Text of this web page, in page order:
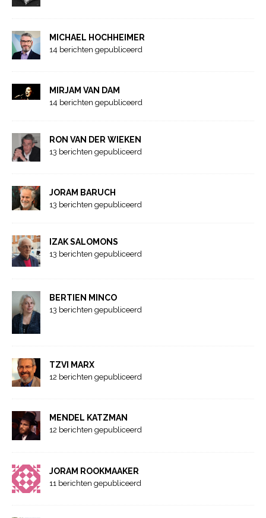
MICHAEL HOCHHEIMER
14 berichten gepubliceerd
MIRJAM VAN DAM
14 berichten gepubliceerd
RON VAN DER WIEKEN
13 berichten gepubliceerd
JORAM BARUCH
13 berichten gepubliceerd
IZAK SALOMONS
13 berichten gepubliceerd
BERTIEN MINCO
13 berichten gepubliceerd
TZVI MARX
12 berichten gepubliceerd
MENDEL KATZMAN
12 berichten gepubliceerd
JORAM ROOKMAAKER
11 berichten gepubliceerd